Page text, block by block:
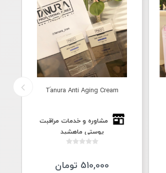
Tَanura Anti Aging Cream
مشاوره و خدمات مراقبت
پوستی ماهشید
510,000 تومان